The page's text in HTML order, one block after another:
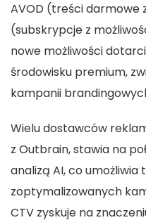
AVOD (treści darmowe
(subskrypcje z
nowe możliwości
środowisku premium,
kampanii
Wielu dostawców
z Outbrain, stawia na
analizą AI, co umożliwia
zoptymalizowanych
CTV zyskuje na